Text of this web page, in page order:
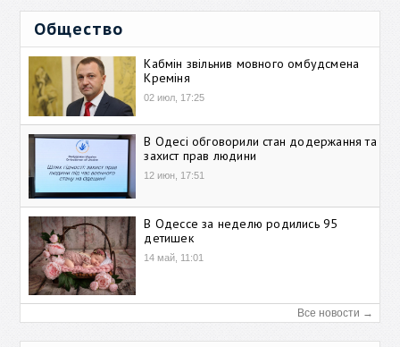
Общество
Кабмін звільнив мовного омбудсмена
Креміня
02 июл, 17:25
В Одесі обговорили стан додержання та
захист прав людини
12 июн, 17:51
В Одессе за неделю родились 95
детишек
14 май, 11:01
Все новости →